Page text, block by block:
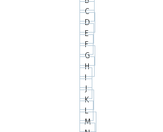
C
D
E
F
G
H
I
J
K
L
M